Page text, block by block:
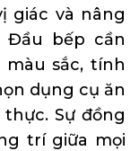
giác và nâng
Đầu bếp cần
sắc, tính
dụng cụ ăn
Sự đồng
trí giữa mọi